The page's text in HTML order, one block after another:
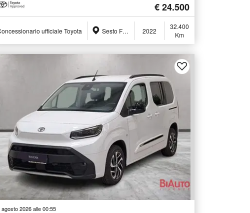
€ 24.500
ufficiale Toyota Sesto Fiorentino (FI) 2022
32.400
Km
agosto 2026 alle 00:55